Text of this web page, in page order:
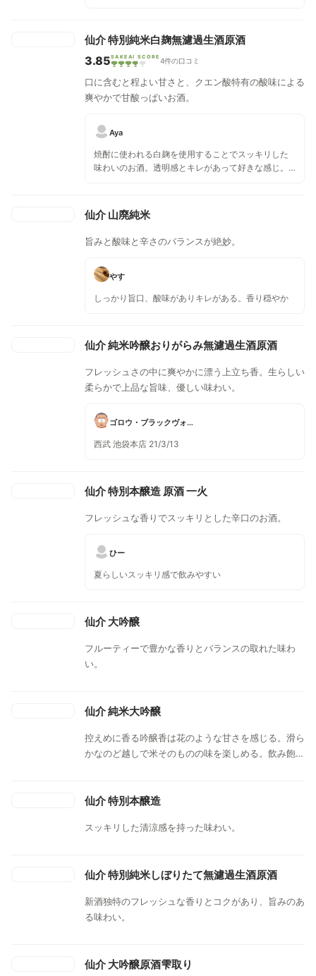
仙介 特別純米白麹無濾過生酒原酒
3.85SAKEAI SCORE 4件の口コミ
口に含むと程よい甘さと、クエン酸特有の酸味による
爽やかで甘酸っぱいお酒。
Aya
焼酎に使われる白麹を使用することでスッキリした
味わいのお酒。透明感とキレがあって好きな感じ。
仙介 山廃純米
旨みと酸味と辛さのバランスが絶妙。
やす
しっかり旨口、酸味がありキレがある。香り穏やか
仙介 純米吟醸おりがらみ無濾過生酒原酒
フレッシュさの中に爽やかに漂う上立ち香。生らしい
柔らかで上品な旨味、優しい味わい。
ゴロウ・ブラックヴォード
西武 池袋本店 21/3/13
仙介 特別本醸造 原酒 一火
フレッシュな香りでスッキリとした辛口のお酒。
ひー
夏らしいスッキリ感で飲みやすい
仙介 大吟醸
フルーティーで豊かな香りとバランスの取れた味わ
い。
仙介 純米大吟醸
控えめに香る吟醸香は花のような甘さを感じる。滑ら
かなのど越しで米そのものの味を楽しめる。飲み飽き
仙介 特別本醸造
スッキリした清涼感を持った味わい。
仙介 特別純米しぼりたて無濾過生酒原酒
新酒独特のフレッシュな香りとコクがあり、旨みのあ
る味わい。
仙介 大吟醸原酒雫取り